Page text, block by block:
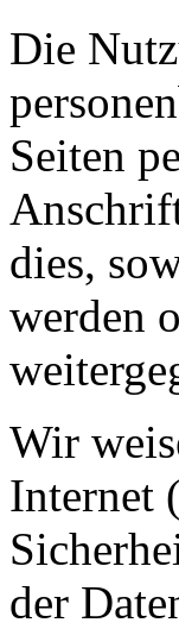
Die
Seiten
dies,
werden
Wir
Internet
der